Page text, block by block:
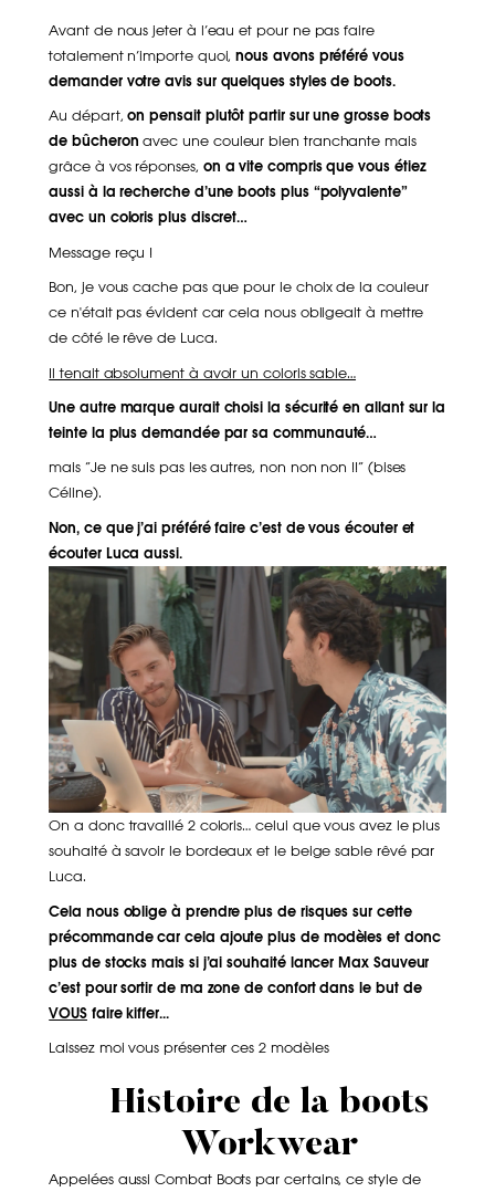
Avant de nous jeter à l’eau et pour ne pas faire
totalement n’importe quoi,nous avons préféré vous
demander votre avis sur quelques styles de boots.
Au départ,on pensait plutôt partir sur une grosse boots
de bûcheron avec une couleur bien tranchante mais
grâce à vos réponses, on a vite compris que vous étiez
aussi à la recherche d’une boots plus “polyvalente”
avec un coloris plus discret…
Message reçu !
Bon, je vous cache pas que pour le choix de la couleur
ce n'était pas évident car cela nous obligeait à mettre
de côté le rêve de Luca.
Il tenait absolument à avoir un coloris sable…
Une autre marque aurait choisi la sécurité en allant sur la
teinte la plus demandée par sa communauté…
mais “Je ne suis pas les autres, non non non !!” (bises
Céline).
Non, ce que j’ai préféré faire c’est de vous écouter et
écouter Luca aussi.
On a donc travaillé 2 coloris… celui que vous avez le plus
souhaité à savoir le bordeaux et le beige sable rêvé par
Luca.
Cela nous oblige à prendre plus de risques sur cette
précommande car cela ajoute plus de modèles et donc
plus de stocks mais si j’ai souhaité lancer Max Sauveur
c’est pour sortir de ma zone de confort dans le but de
VOUSfaire kiffer...
Laissez moi vous présenter ces 2 modèles
Histoire de la boots
Workwear
Appelées aussi Combat Boots par certains, ce style de